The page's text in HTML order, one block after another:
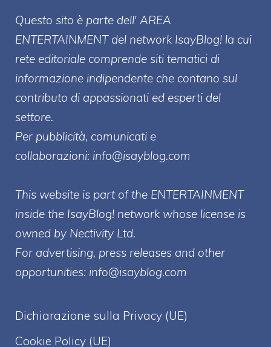
Questo sito è parte dell' AREA
ENTERTAINMENT del network IsayBlog! la cui
rete editoriale comprende siti tematici di
informazione indipendente che contano sul
contributo di appassionati ed esperti del
settore.
Per pubblicità, comunicati e
collaborazioni: info@isayblog.com
This website is part of the ENTERTAINMENT
inside the IsayBlog! network whose license is
owned by Nectivity Ltd.
For advertising, press releases and other
opportunities: info@isayblog.com
Dichiarazione sulla Privacy (UE)
Cookie Policy (UE)